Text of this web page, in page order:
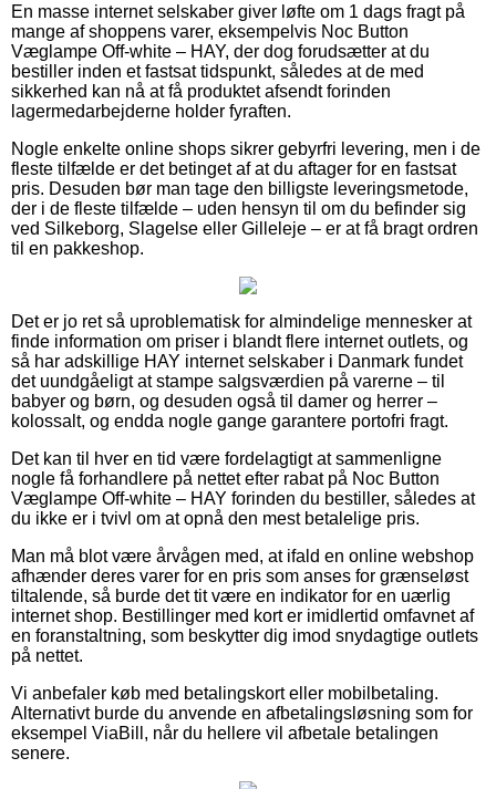
En masse internet selskaber giver løfte om 1 dags fragt på
mange af shoppens varer, eksempelvis Noc Button
Væglampe Off-white – HAY, der dog forudsætter at du
bestiller inden et fastsat tidspunkt, således at de med
sikkerhed kan nå at få produktet afsendt forinden
lagermedarbejderne holder fyraften.
Nogle enkelte online shops sikrer gebyrfri levering, men i de
fleste tilfælde er det betinget af at du aftager for en fastsat
pris. Desuden bør man tage den billigste leveringsmetode,
der i de fleste tilfælde – uden hensyn til om du befinder sig
ved Silkeborg, Slagelse eller Gilleleje – er at få bragt ordren
til en pakkeshop.
Det er jo ret så uproblematisk for almindelige mennesker at
finde information om priser i blandt flere internet outlets, og
så har adskillige HAY internet selskaber i Danmark fundet
det uundgåeligt at stampe salgsværdien på varerne – til
babyer og børn, og desuden også til damer og herrer –
kolossalt, og endda nogle gange garantere portofri fragt.
Det kan til hver en tid være fordelagtigt at sammenligne
nogle få forhandlere på nettet efter rabat på Noc Button
Væglampe Off-white – HAY forinden du bestiller, således at
du ikke er i tvivl om at opnå den mest betalelige pris.
Man må blot være årvågen med, at ifald en online webshop
afhænder deres varer for en pris som anses for grænseløst
tiltalende, så burde det tit være en indikator for en uærlig
internet shop. Bestillinger med kort er imidlertid omfavnet af
en foranstaltning, som beskytter dig imod snydagtige outlets
på nettet.
Vi anbefaler køb med betalingskort eller mobilbetaling.
Alternativt burde du anvende en afbetalingsløsning som for
eksempel ViaBill, når du hellere vil afbetale betalingen
senere.